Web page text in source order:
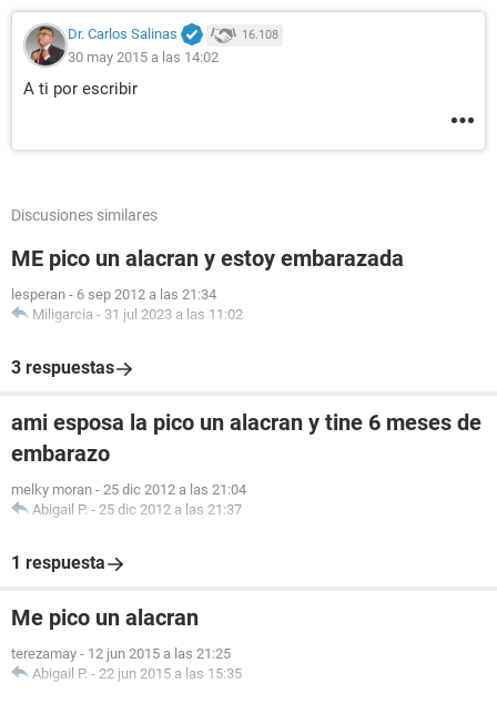
Dr. Carlos Salinas 16.108
30 may 2015 a las 14:02
A ti por escribir
Discusiones similares
ME pico un alacran y estoy embarazada
lesperan - 6 sep 2012 a las 21:34
Miligarcia - 31 jul 2023 a las 11:02
3 respuestas
ami esposa la pico un alacran y tine 6 meses de
embarazo
melky moran - 25 dic 2012 a las 21:04
Abigail P. - 25 dic 2012 a las 21:37
1 respuesta
Me pico un alacran
terezamay - 12 jun 2015 a las 21:25
Abigail P. - 22 jun 2015 a las 15:35